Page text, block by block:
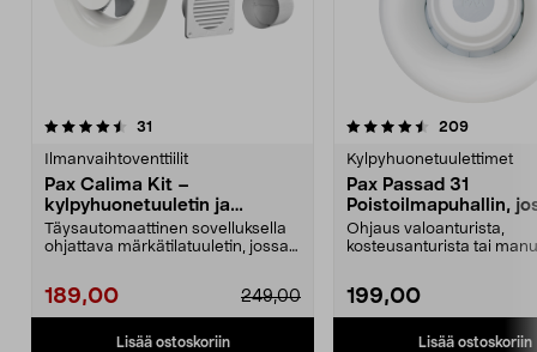
31
Ilmanvaihtoventtiilit
Pax Calima Kit –
kylpyhuonetuuletin ja
lisätarvikkeet
Täysautomaattinen sovelluksella
ohjattava märkätilatuuletin, jossa
189,00 249,00
Lisää ostoskoriin
4.5 viidestä
209arvostelut
Kylpyhuonetuulettimet
Pax Passad 31
Poistoilmapuhallin,
takavedonestin
Ohjaus valoanturista,
kosteusanturista tai
199,00
Lisää ostoskoriin
4.5 viidestä